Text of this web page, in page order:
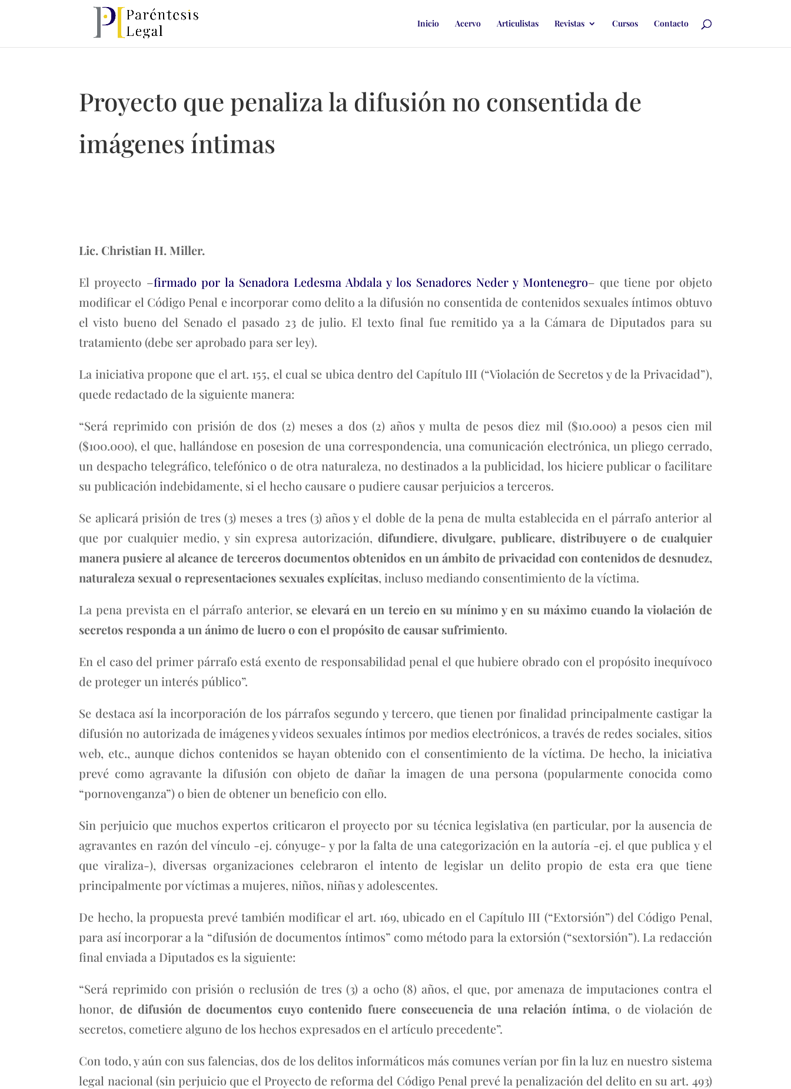
Inicio Acervo Articulistas Revistas Cursos Contacto
Proyecto que penaliza la difusión no consentida de
imágenes íntimas
Lic. Christian H. Miller.
El proyecto –firmado por la Senadora Ledesma Abdala y los Senadores Neder y Montenegro– que tiene por objeto
modificar el Código Penal e incorporar como delito a la difusión no consentida de contenidos sexuales íntimos obtuvo
el visto bueno del Senado el pasado 23 de julio. El texto final fue remitido ya a la Cámara de Diputados para su
tratamiento (debe ser aprobado para ser ley).
La iniciativa propone que el art. 155, el cual se ubica dentro del Capítulo III (“Violación de Secretos y de la Privacidad”),
quede redactado de la siguiente manera:
“Será reprimido con prisión de dos (2) meses a dos (2) años y multa de pesos diez mil ($10.000) a pesos cien mil
($100.000), el que, hallándose en posesion de una correspondencia, una comunicación electrónica, un pliego cerrado,
un despacho telegráfico, telefónico o de otra naturaleza, no destinados a la publicidad, los hiciere publicar o facilitare
su publicación indebidamente, si el hecho causare o pudiere causar perjuicios a terceros.
Se aplicará prisión de tres (3) meses a tres (3) años y el doble de la pena de multa establecida en el párrafo anterior al
que por cualquier medio, y sin expresa autorización, difundiere, divulgare, publicare, distribuyere o de cualquier
manera pusiere al alcance de terceros documentos obtenidos en un ámbito de privacidad con contenidos de desnudez,
naturaleza sexual o representaciones sexuales explícitas, incluso mediando consentimiento de la víctima.
La pena prevista en el párrafo anterior, se elevará en un tercio en su mínimo y en su máximo cuando la violación de
secretos responda a un ánimo de lucro o con el propósito de causar sufrimiento.
En el caso del primer párrafo está exento de responsabilidad penal el que hubiere obrado con el propósito inequívoco
de proteger un interés público”.
Se destaca así la incorporación de los párrafos segundo y tercero, que tienen por finalidad principalmente castigar la
difusión no autorizada de imágenes y videos sexuales íntimos por medios electrónicos, a través de redes sociales, sitios
web, etc., aunque dichos contenidos se hayan obtenido con el consentimiento de la víctima. De hecho, la iniciativa
prevé como agravante la difusión con objeto de dañar la imagen de una persona (popularmente conocida como
“pornovenganza”) o bien de obtener un beneficio con ello.
Sin perjuicio que muchos expertos criticaron el proyecto por su técnica legislativa (en particular, por la ausencia de
agravantes en razón del vínculo -ej. cónyuge- y por la falta de una categorización en la autoría -ej. el que publica y el
que viraliza-), diversas organizaciones celebraron el intento de legislar un delito propio de esta era que tiene
principalmente por víctimas a mujeres, niños, niñas y adolescentes.
De hecho, la propuesta prevé también modificar el art. 169, ubicado en el Capítulo III (“Extorsión”) del Código Penal,
para así incorporar a la “difusión de documentos íntimos” como método para la extorsión (“sextorsión”). La redacción
final enviada a Diputados es la siguiente:
“Será reprimido con prisión o reclusión de tres (3) a ocho (8) años, el que, por amenaza de imputaciones contra el
honor, de difusión de documentos cuyo contenido fuere consecuencia de una relación íntima, o de violación de
secretos, cometiere alguno de los hechos expresados en el artículo precedente”.
Con todo, y aún con sus falencias, dos de los delitos informáticos más comunes verían por fin la luz en nuestro sistema
legal nacional (sin perjuicio que el Proyecto de reforma del Código Penal prevé la penalización del delito en su art. 493)